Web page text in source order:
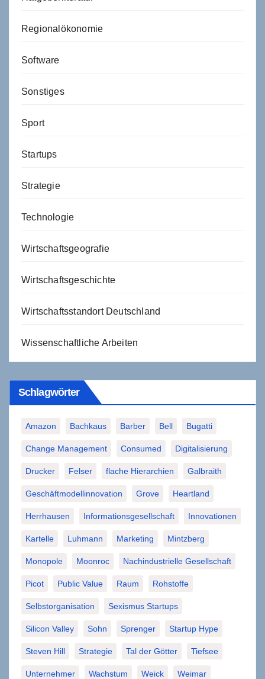
Regionalökonomie
Software
Sonstiges
Sport
Startups
Strategie
Technologie
Wirtschaftsgeografie
Wirtschaftsgeschichte
Wirtschaftsstandort Deutschland
Wissenschaftliche Arbeiten
Schlagwörter
Amazon Bachkaus Barber Bell Bugatti
Change Management Consumed Digitalisierung
Drucker Felser flache Hierarchien Galbraith
Geschäftmodellinnovation Grove Heartland
Herrhausen Informationsgesellschaft Innovationen
Kartelle Luhmann Marketing Mintzberg
Monopole Moonroc Nachindustrielle Gesellschaft
Picot Public Value Raum Rohstoffe
Selbstorganisation Sexismus Startups
Silicon Valley Sohn Sprenger Startup Hype
Steven Hill Strategie Tal der Götter Tiefsee
Unternehmer Wachstum Weick Weimar